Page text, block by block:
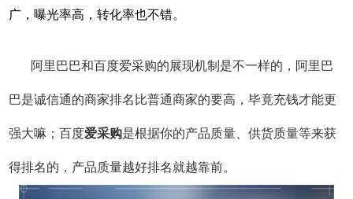
广，曝光率高，转化率也不错。
阿里巴巴和百度爱采购的展现机制是不一样的，阿里巴
巴是诚信通的商家排名比普通商家的要高，毕竟充钱才能更
强大嘛；百度爱采购是根据你的产品质量、供货质量等来获
得排名的，产品质量越好排名就越靠前。